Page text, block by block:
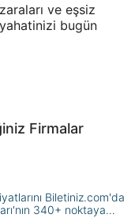
ve eşsiz
bugün
Firmalar
Biletiniz.com'da
340+ noktaya